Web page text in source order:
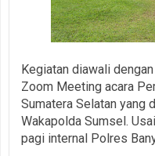
Kegiatan diawali
Zoom Meeting acara
Sumatera Selatan yang
Wakapolda Sumsel.
pagi internal Polres